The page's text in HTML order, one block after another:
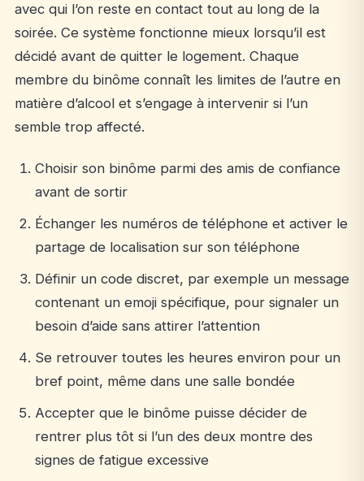
avec qui l’on reste en contact tout au long de la
soirée. Ce système fonctionne mieux lorsqu’il est
décidé avant de quitter le logement. Chaque
membre du binôme connaît les limites de l’autre en
matière d’alcool et s’engage à intervenir si l’un
semble trop affecté.
Choisir son binôme parmi des amis de confiance
avant de sortir
Échanger les numéros de téléphone et activer le
partage de localisation sur son téléphone
Définir un code discret, par exemple un message
contenant un emoji spécifique, pour signaler un
besoin d’aide sans attirer l’attention
Se retrouver toutes les heures environ pour un
bref point, même dans une salle bondée
Accepter que le binôme puisse décider de
rentrer plus tôt si l’un des deux montre des
signes de fatigue excessive